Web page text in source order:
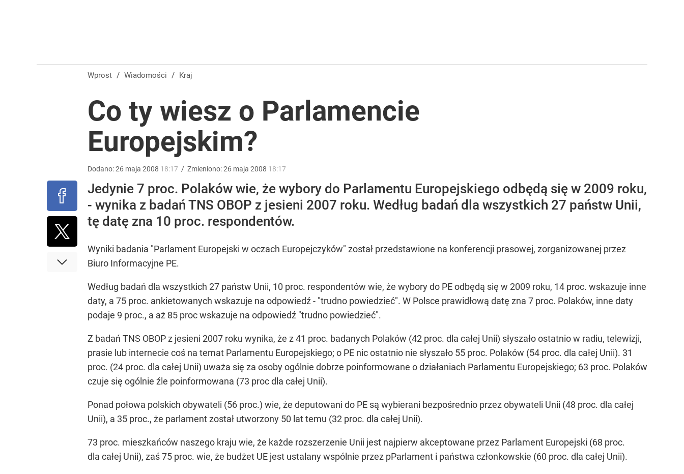
Farmacja: wzrost pod presją. co czeka branżę do 2030 roku?
„Nie chodzi o zemstę”. Mocny apel w sprawie ofiar rzezi wołyńskiej
Wprost / Wiadomości / Kraj
Co ty wiesz o Parlamencie
Europejskim?
Dodano:26 maja 2008 18:17 / Zmieniono:26 maja 2008 18:17
Jedynie 7 proc. Polaków wie, że wybory do Parlamentu Europejskiego odbędą się w 2009 roku,
- wynika z badań TNS OBOP z jesieni 2007 roku. Według badań dla wszystkich 27 państw Unii,
tę datę zna 10 proc. respondentów.
Wyniki badania "Parlament Europejski w oczach Europejczyków" został przedstawione na konferencji prasowej, zorganizowanej przez
Biuro Informacyjne PE.
Według badań dla wszystkich 27 państw Unii, 10 proc. respondentów wie, że wybory do PE odbędą się w 2009 roku, 14 proc. wskazuje inne
daty, a 75 proc. ankietowanych wskazuje na odpowiedź - "trudno powiedzieć". W Polsce prawidłową datę zna 7 proc. Polaków, inne daty
podaje 9 proc., a aż 85 proc wskazuje na odpowiedź "trudno powiedzieć".
Z badań TNS OBOP z jesieni 2007 roku wynika, że z 41 proc. badanych Polaków (42 proc. dla całej Unii) słyszało ostatnio w radiu, telewizji,
prasie lub internecie coś na temat Parlamentu Europejskiego; o PE nic ostatnio nie słyszało 55 proc. Polaków (54 proc. dla całej Unii). 31
proc. (24 proc. dla całej Unii) uważa się za osoby ogólnie dobrze poinformowane o działaniach Parlamentu Europejskiego; 63 proc. Polaków
czuje się ogólnie źle poinformowana (73 proc dla całej Unii).
Ponad połowa polskich obywateli (56 proc.) wie, że deputowani do PE są wybierani bezpośrednio przez obywateli Unii (48 proc. dla całej
Unii), a 35 proc., że parlament został utworzony 50 lat temu (32 proc. dla całej Unii).
73 proc. mieszkańców naszego kraju wie, że każde rozszerzenie Unii jest najpierw akceptowane przez Parlament Europejski (68 proc.
dla całej Unii), zaś 75 proc. wie, że budżet UE jest ustalany wspólnie przez pParlament i państwa członkowskie (60 proc. dla całej Unii).